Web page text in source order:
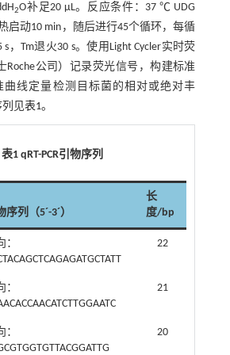
2O补足20 μL。反应条件：37 ℃ UDG
启动10 min，随后进行45个循环，每循
，Tm退火30 s。使用Light Cycler实时荧
Roche公司）记录荧光信号，构建标准
曲线定量检测目标菌的相对或绝对丰
列见表1。
表1 qRT-PCR引物序列
序列（5´-3´）
长
度/bp
：
22
：
21
：
20